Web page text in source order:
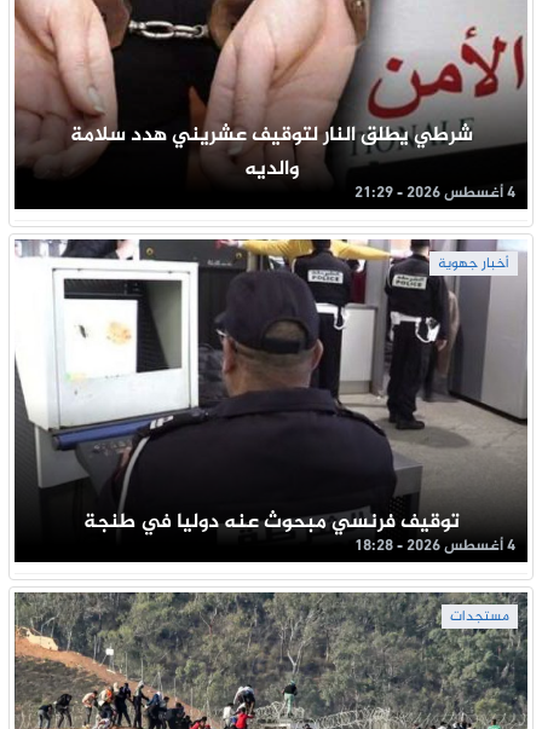
شرطي يطلق النار لتوقيف عشريني هدد سلامة
والديه
4 أغسطس 2026 - 21:29
أخبار جهوية
توقيف فرنسي مبحوث عنه دوليا في طنجة
4 أغسطس 2026 - 18:28
مستجدات